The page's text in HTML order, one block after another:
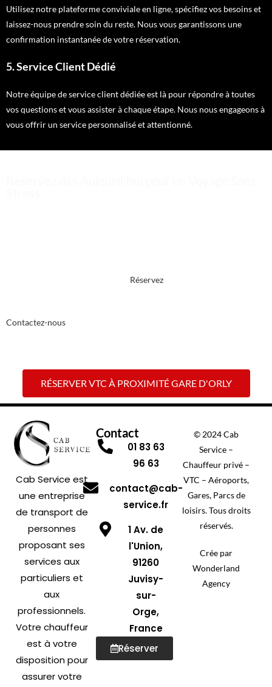
Utilisez notre plateforme conviviale en ligne, spécifiez vos besoins et
laissez-nous prendre soin du reste. Nous vous garantissons une
confirmation instantanée de votre réservation.
5. Service Client Dédié
Notre équipe de service client dédiée est là pour répondre à toutes
vos questions et vous assister à chaque étape. Nous nous engageons à
vous offrir un service personnalisé et attentionné.
Réservez
Contactez-nous
RÉSERVER VTC À PROXIMITÉ GARE D'ORLY
Cab Service est
une entreprise
de transport de
personnes
proposant ses
services aux
particuliers et
aux
professionnels.
Votre chauffeur
est à votre
disposition pour
assurer votre
Contact
01 83 63
96 63
contact@cab-
service.fr
1 Av. de
l'Union,
91260
Juvisy-
sur-
Orge,
France
Réserver
© 2024 Cab
Service –
Chauffeur privé –
VTC – Aéroports,
Gares, Parcs de
loisirs. Tous droits
réservés.
Crée par
Wonderland
Agency